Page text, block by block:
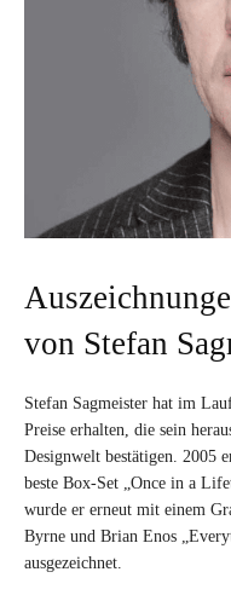
von Stefan
Stefan Sagmeister hat im
Preise erhalten, die sein
Designwelt bestätigen. 2005
beste Box-Set „Once in a
wurde er erneut mit einem
Byrne und Brian Enos
ausgezeichnet.